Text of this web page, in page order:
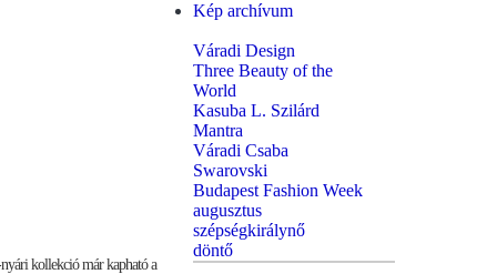
kollekció már kapható a
Kép archívum
Váradi Design
Three Beauty of the
World
Kasuba L. Szilárd
Mantra
Váradi Csaba
Swarovski
Budapest Fashion Week
augusztus
szépségkirálynő
döntő